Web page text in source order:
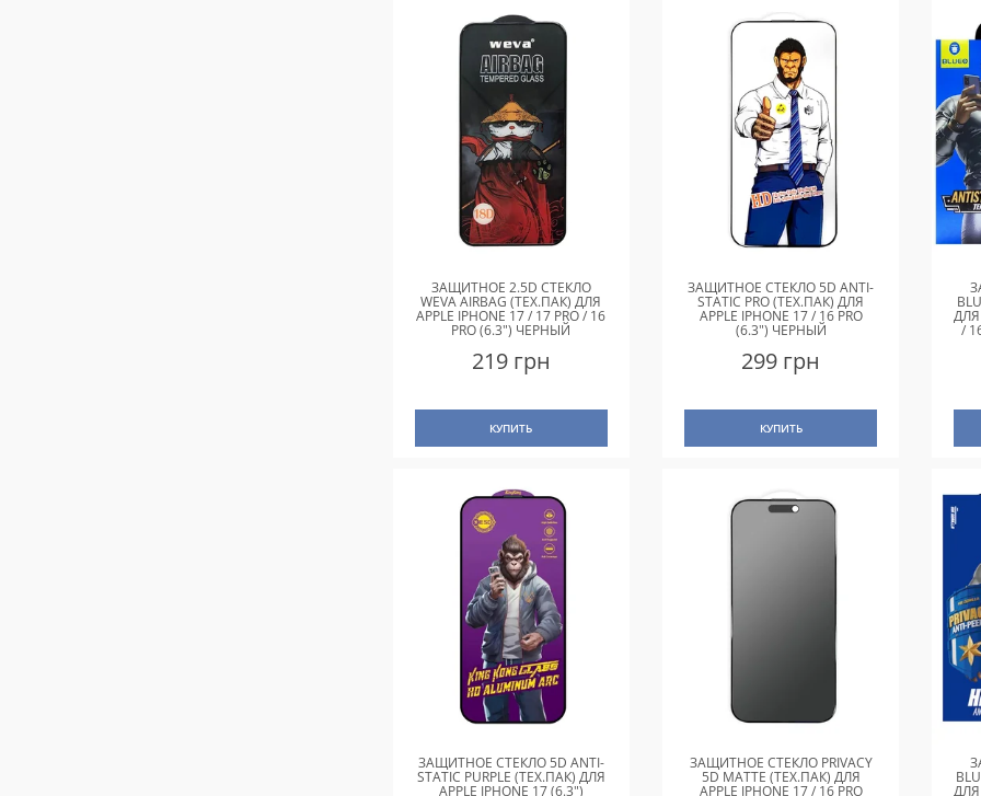
ЗАЩИТНОЕ 2.5D СТЕКЛО
WEVA AIRBAG (ТЕХ.ПАК) ДЛЯ
APPLE IPHONE 17 / 17 PRO / 16
PRO (6.3") ЧЕРНЫЙ
219 грн
КУПИТЬ
ЗАЩИТНОЕ СТЕКЛО 5D ANTI-
STATIC PRO (ТЕХ.ПАК) ДЛЯ
APPLE IPHONE 17 / 16 PRO
(6.3") ЧЕРНЫЙ
299 грн
КУПИТЬ
ДЛЯ
/
ЗАЩИТНОЕ СТЕКЛО 5D ANTI-
STATIC PURPLE (ТЕХ.ПАК) ДЛЯ
APPLE IPHONE 17 (6.3")
ЗАЩИТНОЕ СТЕКЛО PRIVACY
5D MATTE (ТЕХ.ПАК) ДЛЯ
APPLE IPHONE 17 / 16 PRO ДЛЯ